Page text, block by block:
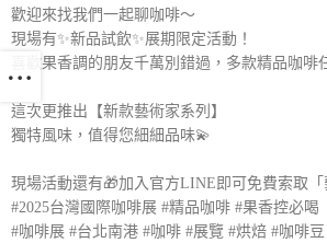
歡迎來找我們一起聊咖啡～
現場有✨新品試飲✨展期限定活動！
喜歡果香調的朋友千萬別錯過，多款精品咖啡
這次更推出【新款藝術家系列】
獨特風味，值得您細細品味💫
現場活動還有🎁加入官方LINE即可免費索取「
#2025台灣國際咖啡展 #精品咖啡 #果香控必喝
#咖啡展 #台北南港 #咖啡 #展覽 #烘焙 #咖啡豆